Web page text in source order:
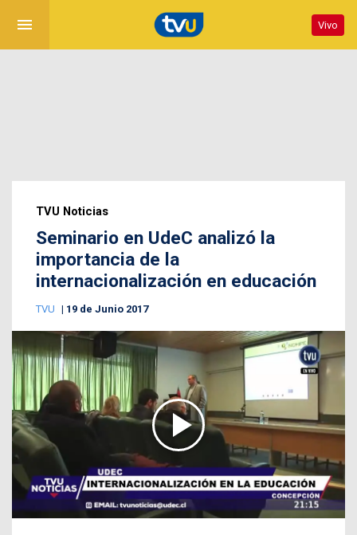
menu Vivo
TVU Noticias
Seminario en UdeC analizó la
importancia de la
internacionalización en educación
TVU 19 de Junio 2017